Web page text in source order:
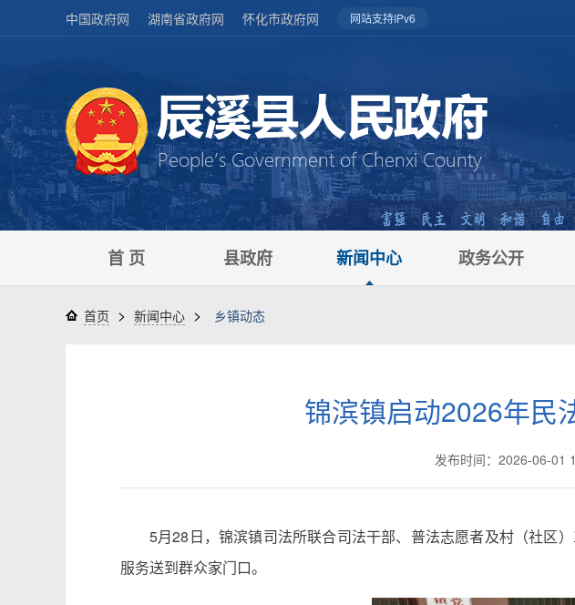
中国政府网 湖南省政府网 怀化市政府网 网站支持IPv6
首 页 县政府 新闻中心 政务公开
首页 > 新闻中心 > 乡镇动态
锦滨镇启动2026年民
发布时间：2026-06-01
5月28日，锦滨镇司法所联合司法干部、普法志愿者及村（社区
服务送到群众家门口。